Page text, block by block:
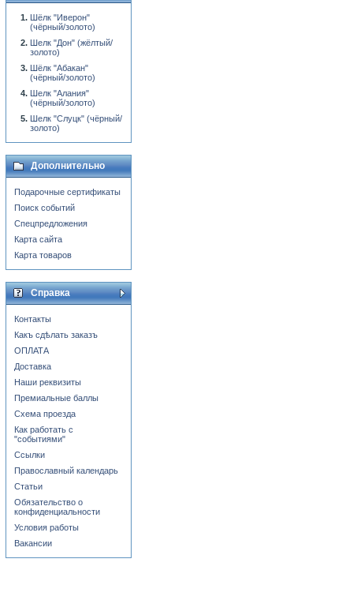
Шёлк "Иверон"
(чёрный/золото)
Шелк "Дон" (жёлтый/
золото)
Шёлк "Абакан"
(чёрный/золото)
Шелк "Алания"
(чёрный/золото)
Шелк "Слуцк" (чёрный/
золото)
Дополнительно
Подарочные сертификаты
Поиск событий
Спецпредложения
Карта сайта
Карта товаров
Справка
Контакты
Какъ сдѣлать заказъ
ОПЛАТА
Доставка
Наши реквизиты
Премиальные баллы
Схема проезда
Как работать с
"событиями"
Ссылки
Православный календарь
Статьи
Обязательство о
конфиденциальности
Условия работы
Вакансии